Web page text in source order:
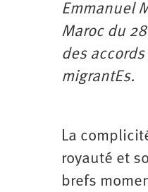
Emmanuel
Maroc du
des
migrantEs.
La
royauté et
brefs